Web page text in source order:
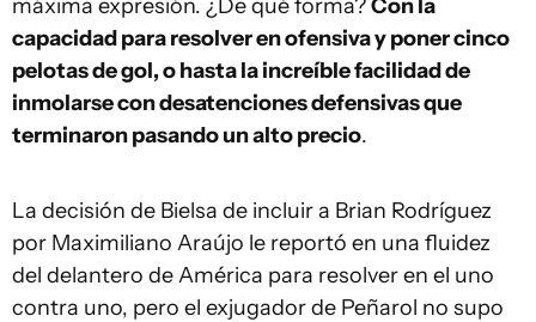
máxima expresión. ¿De qué forma?Con la
capacidad para resolver en ofensiva y poner cinco
pelotas de gol, o hasta la increíble facilidad de
inmolarse con desatenciones defensivas que
terminaron pasando un alto precio.
La decisión de Bielsa de incluir a Brian Rodríguez
por Maximiliano Araújo le reportó en una fluidez
del delantero de América para resolver en el uno
contra uno, pero el exjugador de Peñarol no supo